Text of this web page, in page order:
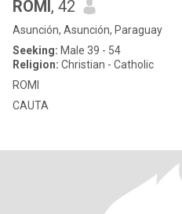
ROMI, 42
Asunción, Asunción, Paraguay
Seeking: Male 39 - 54
Religion: Christian - Catholic
ROMI
CAUTA